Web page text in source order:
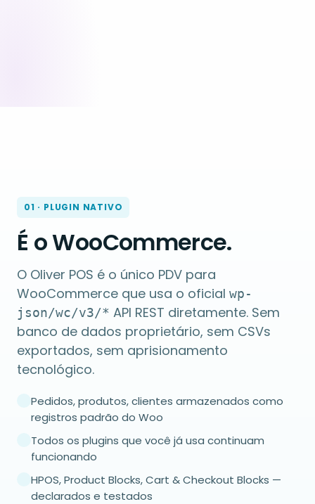
01 · PLUGIN NATIVO
É o WooCommerce.
O Oliver POS é o único PDV para
WooCommerce que usa o oficial wp-
json/wc/v3/* API REST diretamente. Sem
banco de dados proprietário, sem CSVs
exportados, sem aprisionamento
tecnológico.
Pedidos, produtos, clientes armazenados como
registros padrão do Woo
Todos os plugins que você já usa continuam
funcionando
HPOS, Product Blocks, Cart & Checkout Blocks —
declarados e testados